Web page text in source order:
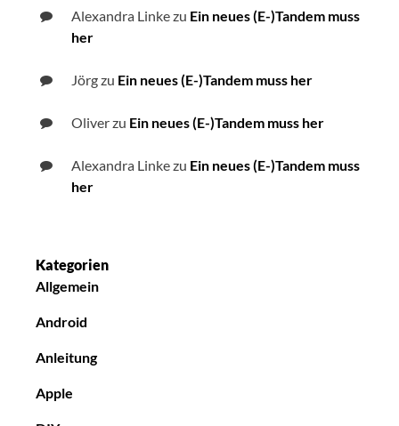
Alexandra Linkezu Ein neues (E-)Tandem muss
her
Jörgzu Ein neues (E-)Tandem muss her
Oliverzu Ein neues (E-)Tandem muss her
Alexandra Linkezu Ein neues (E-)Tandem muss
her
Kategorien
Allgemein
Android
Anleitung
Apple